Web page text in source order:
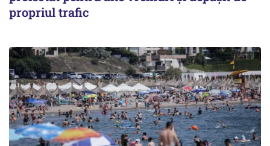
propriul trafic